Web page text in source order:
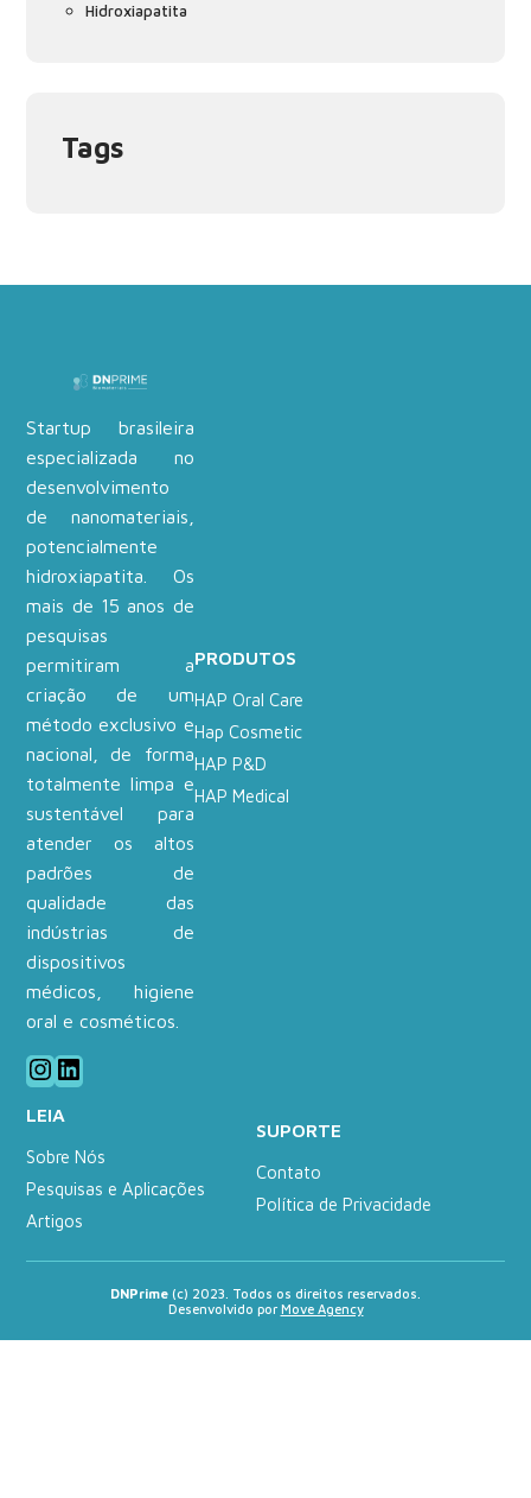
Hidroxiapatita
Tags
Startup brasileira
especializada no
desenvolvimento
de nanomateriais,
potencialmente
hidroxiapatita. Os
mais de 15 anos de
pesquisas
permitiram a
criação de um
método exclusivo e
nacional, de forma
totalmente limpa e
sustentável para
atender os altos
padrões de
qualidade das
indústrias de
dispositivos
médicos, higiene
oral e cosméticos.
Instagram
LinkedIn
PRODUTOS
HAP Oral Care
Hap Cosmetic
HAP P&D
HAP Medical
LEIA
Sobre Nós
Pesquisas e Aplicações
Artigos
SUPORTE
Contato
Política de Privacidade
DNPrime (c) 2023. Todos os direitos reservados.
Desenvolvido por Move Agency